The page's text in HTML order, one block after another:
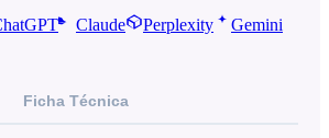
Claude Perplexity
Gemini
Ficha Técnica